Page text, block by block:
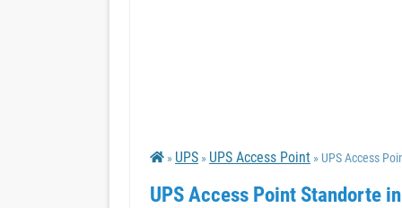
» UPS » UPS Access Point » UPS Access
UPS Access Point Standorte